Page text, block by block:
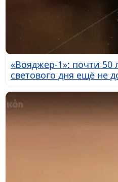
«Вояджер-1»: почти 50
светового дня ещё не